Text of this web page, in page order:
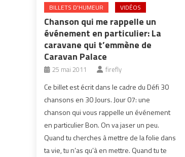
BILLETS D'HUMEUR VIDÉOS
Chanson qui me rappelle un
événement en particulier: La
caravane qui t’emmène de
Caravan Palace
25 mai 2011 firefly
Ce billet est écrit dans le cadre du Défi 30
chansons en 30 Jours. Jour 07: une
chanson qui vous rappelle un événement
en particulier Bon. On va jaser un peu.
Quand tu cherches à mettre de la folie dans
ta vie, tu n’as qu’à en mettre. Quand tu te